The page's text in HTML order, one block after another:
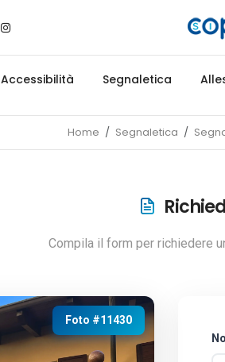
Accessibilità Segnaletica
Home Segnaletica
Compila il form per richiedere
Foto #11430